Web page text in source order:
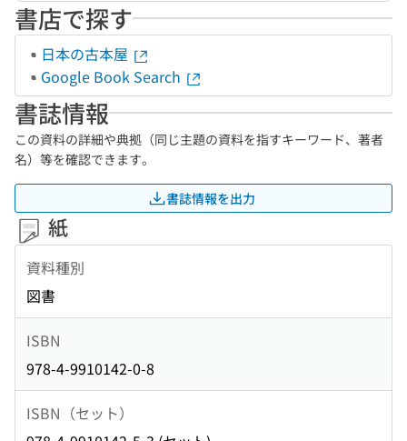
書店で探す
日本の古本屋
Google Book Search
書誌情報
この資料の詳細や典拠（同じ主題の資料を指すキーワード、著者
名）等を確認できます。
書誌情報を出力
紙
資料種別
図書
ISBN
978-4-9910142-0-8
ISBN（セット）